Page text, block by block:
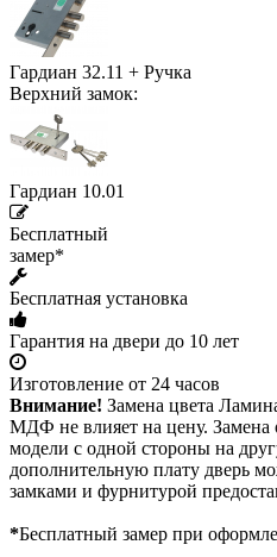
Гардиан 32.11 + Ручка
Верхний замок:
Гардиан 10.01
Бесплатный
замер*
Бесплатная установка
Гарантия на двери до 10 лет
Изготовление от 24 часов
Внимание! Замена цвета
МДФ не влияет на цену. Замена
модели с одной стороны на
дополнительную плату дверь
замками и фурнитурой
*Бесплатный замер при